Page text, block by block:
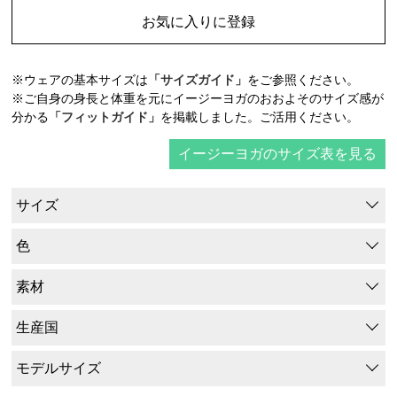
お気に入りに登録
※ウェアの基本サイズは 「サイズガイド」 をご参照ください。
※ご自身の身長と体重を元にイージーヨガのおおよそのサイズ感が
分かる 「フィットガイド」 を掲載しました。ご活用ください。
イージーヨガのサイズ表を見る
サイズ
色
素材
生産国
モデルサイズ